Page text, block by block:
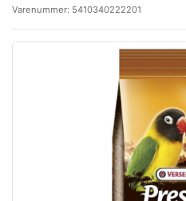
Varenummer: 5410340222201